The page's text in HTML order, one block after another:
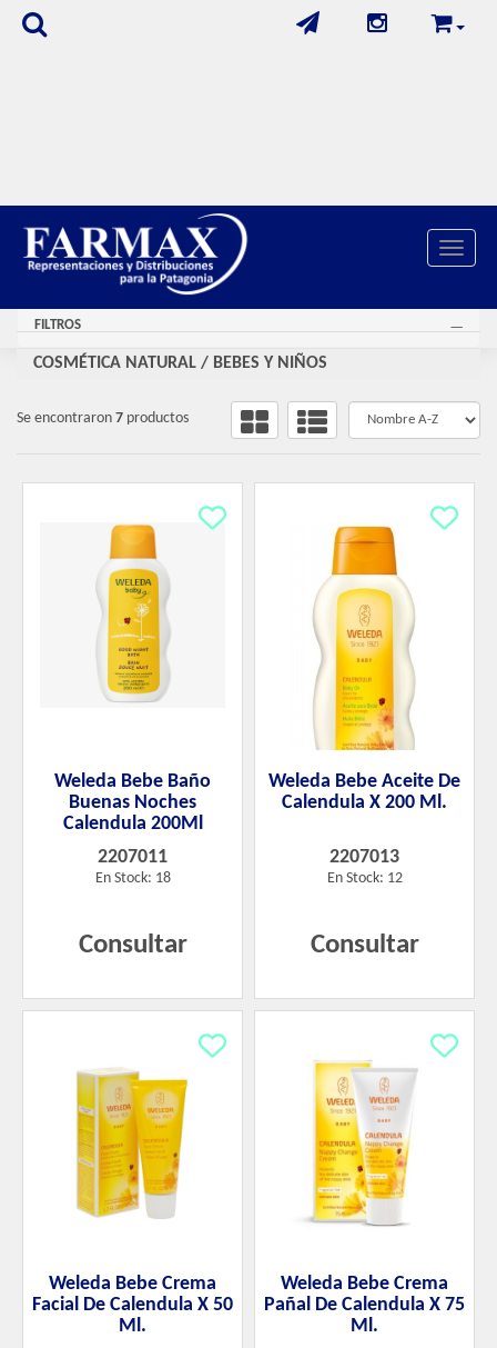
Toggle
FILTROS
COSMÉTICA NATURAL / BEBES Y NIÑOS
Se encontraron 7 productos
Weleda Bebe Baño
Buenas Noches
Calendula 200Ml
2207011
En Stock: 18
Consultar
Weleda Bebe Aceite De
Calendula X 200 Ml.
2207013
En Stock: 12
Consultar
Weleda Bebe Crema
Facial De Calendula X 50
Ml.
Weleda Bebe Crema
Pañal De Calendula X 75
Ml.